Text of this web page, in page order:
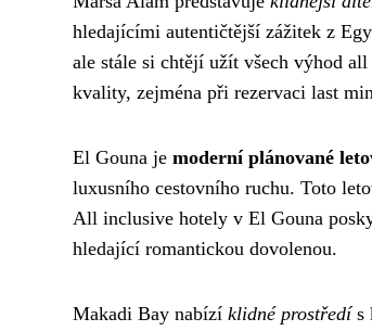
hledajícími autentičtější zážitek z
ale stále si chtějí užít všech výhod
kvality, zejména při rezervaci last
El Gouna je moderní plánované
luxusního cestovního ruchu. Toto
All inclusive hotely v El Gouna
hledající romantickou dovolenou.
Makadi Bay nabízí klidné prostředís